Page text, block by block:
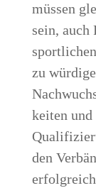
müs­sen
sein, auch
zu
kei­ten
den